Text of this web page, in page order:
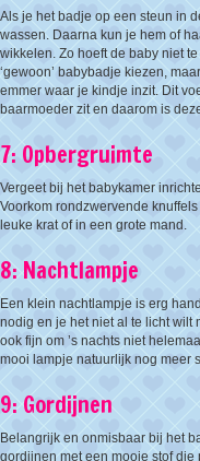
Als je het badje op een steun in
wassen. Daarna kun je hem of
wikkelen. Zo hoeft de baby niet
‘gewoon’ babybadje kiezen,
emmer waar je kindje inzit. Dit
baarmoeder zit en daarom is
7: Opbergruimte
Vergeet bij het babykamer
Voorkom rondzwervende
leuke krat of in een grote mand.
8: Nachtlampje
Een klein nachtlampje is erg
nodig en je het niet al te licht wilt
ook fijn om ’s nachts niet
mooi lampje natuurlijk nog meer
9: Gordijnen
Belangrijk en onmisbaar bij het
gordijnen met een mooie stof die